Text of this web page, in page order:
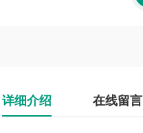
详细介绍 在线留言